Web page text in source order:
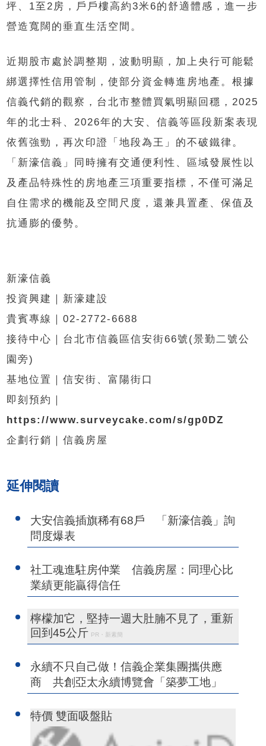
坪、1至2房，戶戶樓高約3米6的舒適體感，進一步
營造寬闊的垂直生活空間。
近期股市處於調整期，波動明顯，加上央行可能鬆
綁選擇性信用管制，使部分資金轉進房地產。根據
信義代銷的觀察，台北市整體買氣明顯回穩，2025
年的北士科、2026年的大安、信義等區段新案表現
依舊強勁，再次印證「地段為王」的不破鐵律。
「新濠信義」同時擁有交通便利性、區域發展性以
及產品特殊性的房地產三項重要指標，不僅可滿足
自住需求的機能及空間尺度，還兼具置產、保值及
抗通膨的優勢。
新濠信義
投資興建｜新濠建設
貴賓專線｜02-2772-6688
接待中心｜台北市信義區信安街66號(景勤二號公
園旁)
基地位置｜信安街、富陽街口
即刻預約｜
https://www.surveycake.com/s/gp0DZ
企劃行銷｜信義房屋
延伸閱讀
大安信義插旗稀有68戶 「新濠信義」詢
問度爆表
社工魂進駐房仲業 信義房屋：同理心比
業績更能贏得信任
檸檬加它，堅持一週大肚腩不見了，重新
回到45公斤 PR・新素簡
永續不只自己做！信義企業集團攜供應
商 共創亞太永續博覽會「築夢工地」
特價 雙面吸盤貼